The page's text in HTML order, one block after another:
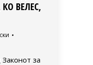
ВЕЛЕС,
за